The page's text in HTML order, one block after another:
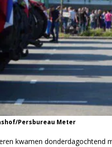
Persbureau Meter
kwamen